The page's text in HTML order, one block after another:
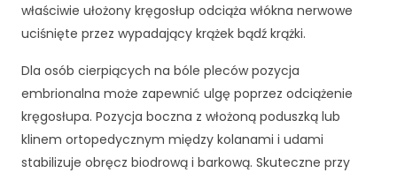
właściwie ułożony kręgosłup odciąża włókna nerwowe
uciśnięte przez wypadający krążek bądź krążki.
Dla osób cierpiących na bóle pleców pozycja
embrionalna może zapewnić ulgę poprzez odciążenie
kręgosłupa. Pozycja boczna z włożoną poduszką lub
klinem ortopedycznym między kolanami i udami
stabilizuje obręcz biodrową i barkową. Skuteczne przy
ni
ą
J
e
o
d